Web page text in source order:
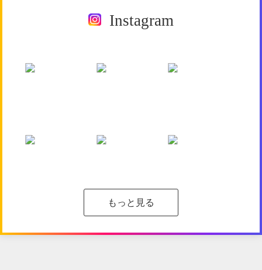
Instagram
もっと見る